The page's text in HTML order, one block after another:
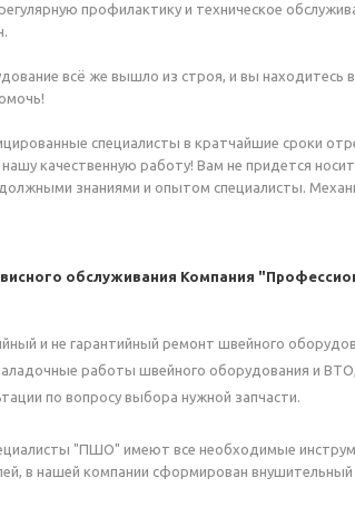
профилактику и техническое
всё же вышло из строя, и вы
специалисты в кратчайшие сроки
нашу качественную работу! Вам не придется
знаниями и опытом специалисты.
обслуживания Компания
и не гарантийный ремонт швейного
работы швейного оборудования и ВТО,
по вопросу выбора нужной запчасти.
"ПШО" имеют все необходимые
в нашей компании сформирован внушительный